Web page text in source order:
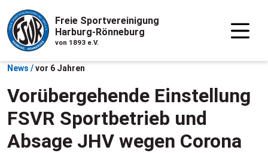
Freie Sportvereinigung
Harburg-Rönneburg
von 1893 e.V.
News /vor 6 Jahren
Vorübergehende Einstellung
FSVR Sportbetrieb und
Absage JHV wegen Corona